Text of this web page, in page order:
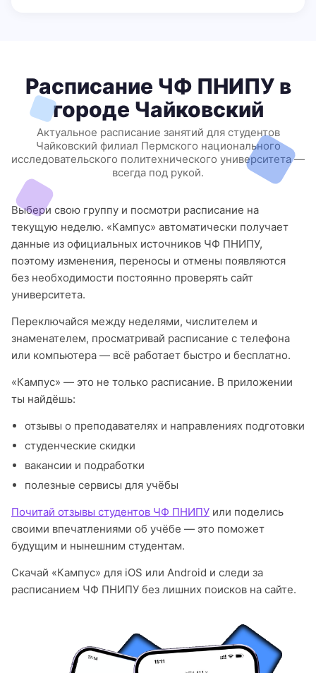
Расписание ЧФ ПНИПУ в
городе Чайковский
Актуальное расписание занятий для студентов
Чайковский филиал Пермского национального
исследовательского политехнического университета —
всегда под рукой.
Выбери свою группу и посмотри расписание на
текущую неделю. «Кампус» автоматически получает
данные из официальных источников ЧФ ПНИПУ,
поэтому изменения, переносы и отмены появляются
без необходимости постоянно проверять сайт
университета.
Переключайся между неделями, числителем и
знаменателем, просматривай расписание с телефона
или компьютера — всё работает быстро и бесплатно.
«Кампус» — это не только расписание. В приложении
ты найдёшь:
отзывы о преподавателях и направлениях подготовки
студенческие скидки
вакансии и подработки
полезные сервисы для учёбы
Почитай отзывы студентов ЧФ ПНИПУ или поделись
своими впечатлениями об учёбе — это поможет
будущим и нынешним студентам.
Скачай «Кампус» для iOS или Android и следи за
расписанием ЧФ ПНИПУ без лишних поисков на сайте.